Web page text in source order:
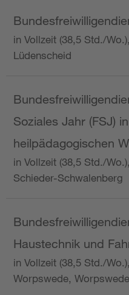
in Vollzeit (38,5 Std./
Lüdenscheid
Soziales Jahr (FSJ)
heilpädagogischen
in Vollzeit (38,5 Std./
Schieder-Schwalenberg
Haustechnik und
in Vollzeit (38,5 Std./
Worpswede, Worpswede